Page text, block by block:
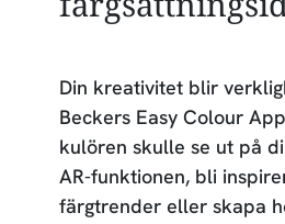
Din kreativitet blir
Beckers Easy Colour
kulören skulle se ut på
AR-funktionen, bli
färgtrender eller skapa